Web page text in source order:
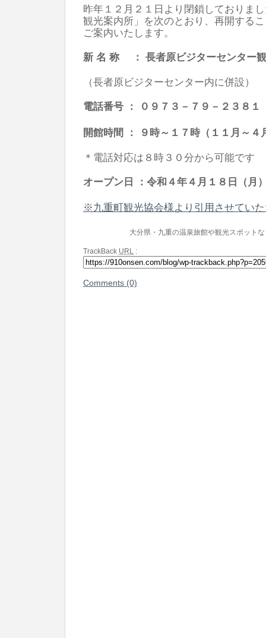
昨年１２月２１日より閉鎖しておりま
観光案内所」を次のとおり、再開する
ご案内いたします。
新 名 称 ： 長者原ビジターセンター
（長者原ビジターセンター内に併設）
電話番号 ： ０９７３－７９－２３８１
開館時間 ： ９時～１７時（１１月～４
＊電話対応は８時３０分から可能です
オープン日 ：令和４年４月１８日（月
※九重町観光協会様より引用させてい
大分県・九重の温泉旅館や観光スポット
TrackBack URL :
Comments (0)